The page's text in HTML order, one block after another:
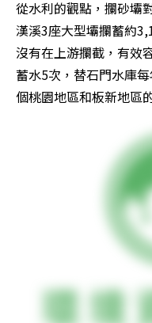
從水利的觀點，攔砂壩
漢溪3座大型壩攔蓄約
沒有在上游攔截，有效
蓄水5次，替石門水庫
個桃園地區和板新地區